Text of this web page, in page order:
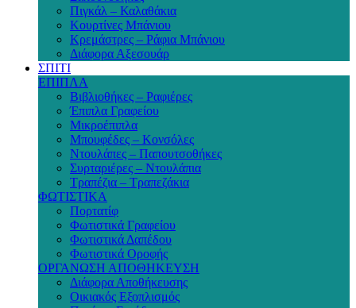
Πιγκάλ – Καλαθάκια
Κουρτίνες Μπάνιου
Κρεμάστρες – Ράφια Μπάνιου
Διάφορα Αξεσουάρ
ΣΠΙΤΙ
ΕΠΙΠΛΑ
Βιβλιοθήκες – Ραφιέρες
Έπιπλα Γραφείου
Μικροέπιπλα
Μπουφέδες – Κονσόλες
Ντουλάπες – Παπουτσοθήκες
Συρταριέρες – Ντουλάπια
Τραπέζια – Τραπεζάκια
ΦΩΤΙΣΤΙΚΑ
Πορτατίφ
Φωτιστικά Γραφείου
Φωτιστικά Δαπέδου
Φωτιστικά Οροφής
ΟΡΓΑΝΩΣΗ ΑΠΟΘΗΚΕΥΣΗ
Διάφορα Αποθήκευσης
Οικιακός Εξοπλισμός